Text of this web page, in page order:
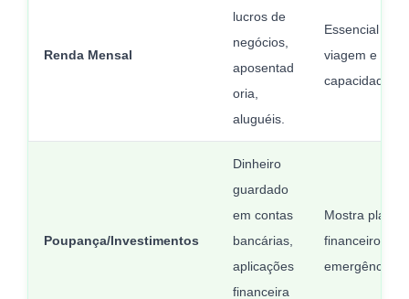
Renda Mensal
lucros de
negócios,
aposentad
oria,
aluguéis.
Essencial
viagem e
capacidade
Poupança/Investimentos
Dinheiro
guardado
em contas
bancárias,
aplicações
financeira
Mostra
financeiro e
emergência/